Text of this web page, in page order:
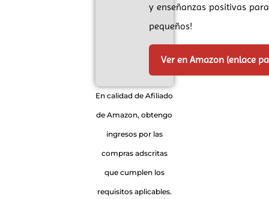
y enseñanzas positivas
pequeños!
Ver en Amazon (enlace
En calidad de Afiliado
de Amazon, obtengo
ingresos por las
compras adscritas
que cumplen los
requisitos aplicables.